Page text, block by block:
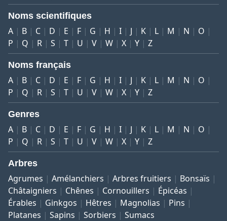
Noms scientifiques
A B C D E F G H I J K L M N
O
P
Q R S T U V W X Y Z
Noms français
A B C D E F G H I J K L M N
O
P
Q R S T U V W X Y Z
Genres
A B C D E F G H I J K L M N
O
P
Q R S T U V W X Y Z
Arbres
Agrumes Amélanchiers Arbres fruitiers
Bonsaïs
Châtaigniers
Chênes Cornouillers
Épicéas
Érables
Ginkgos Hêtres Magnolias
Pins
Platanes
Sapins Sorbiers Sumacs